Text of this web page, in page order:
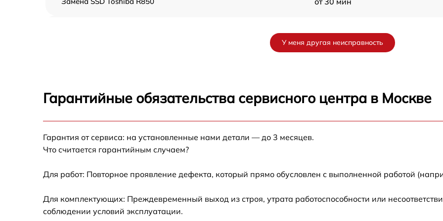
Замена системы охлаждения Toshiba R850
Замена оперативной памяти Toshiba R850 от 50 мин
У меня другая неисправность
Гарантийные обязательства сервисного центра в Москве
Гарантия от сервиса: на установленные нами детали — до 3 месяцев.
Что считается гарантийным случаем?
Для работ: Повторное проявление дефекта, который прямо обусловлен с выполненной работой
Для комплектующих: Преждевременный выход из строя, утрата работоспособности или
соблюдении условий эксплуатации.